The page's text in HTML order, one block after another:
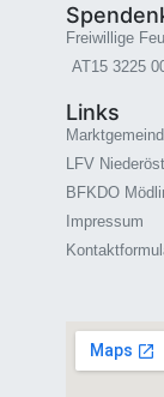
Freiwillige
AT15 3225
Links
LFV
BFKDO
Impressum